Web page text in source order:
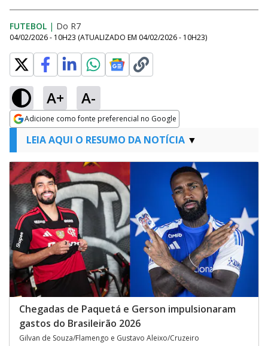
FUTEBOL | Do R7
04/02/2026 - 10H23 (ATUALIZADO EM 04/02/2026 - 10H23)
A+ A-
Adicione como fonte preferencial no Google
Opens in new window
LEIA AQUI O RESUMO DA NOTÍCIA
Chegadas de Paquetá e Gerson impulsionaram
gastos do Brasileirão 2026
Gilvan de Souza/Flamengo e Gustavo Aleixo/Cruzeiro